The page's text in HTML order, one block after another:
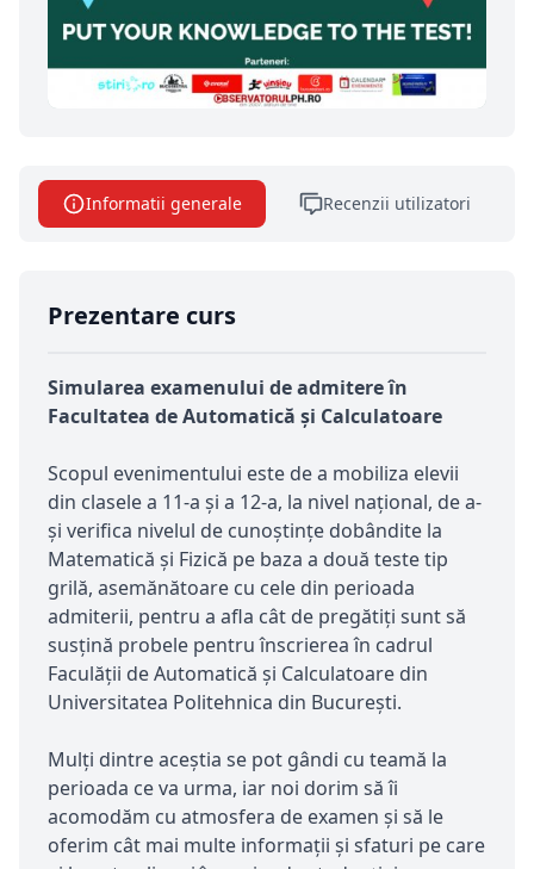
Informatii generale Recenzii utilizatori
Prezentare curs
Simularea examenului de admitere în
Facultatea de Automatică și Calculatoare
Scopul evenimentului este de a mobiliza elevii
din clasele a 11-a și a 12-a, la nivel național, de a-
și verifica nivelul de cunoștințe dobândite la
Matematică și Fizică pe baza a două teste tip
grilă, asemănătoare cu cele din perioada
admiterii, pentru a afla cât de pregătiți sunt să
susțină probele pentru înscrierea în cadrul
Faculății de Automatică și Calculatoare din
Universitatea Politehnica din București.
Mulți dintre aceștia se pot gândi cu teamă la
perioada ce va urma, iar noi dorim să îi
acomodăm cu atmosfera de examen și să le
oferim cât mai multe informații și sfaturi pe care